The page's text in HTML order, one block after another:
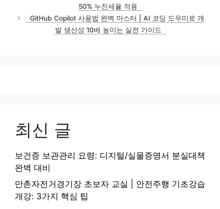
리
50% 누진세율 적용
GitHub Copilot 사용법 완벽 마스터 | AI 코딩 도우미로 개
발 생산성 10배 높이는 실전 가이드
최신 글
보건증 보관관리 요령: 디지털/실물증명서 분실대책
완벽 대비
만촌자전거경기장 초보자 교실 | 안전주행 기초강습
개강: 3가지 핵심 팁